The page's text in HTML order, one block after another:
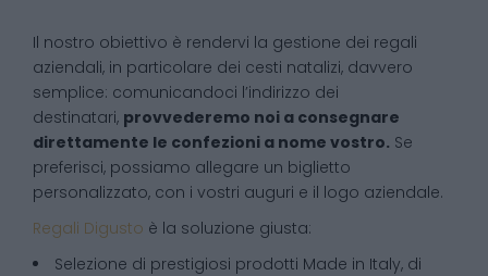
Il nostro obiettivo è rendervi la gestione dei regali
aziendali, in particolare dei cesti natalizi, davvero
semplice: comunicandoci l’indirizzo dei
destinatari, provvederemo noi a consegnare
direttamente le confezioni a nome vostro. Se
preferisci, possiamo allegare un biglietto
personalizzato, con i vostri auguri e il logo aziendale.
Regali Digusto è la soluzione giusta:
Selezione di prestigiosi prodotti Made in Italy, di